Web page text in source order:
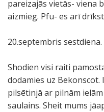
pareizajās vietās- viena
aizmieg. Pfu- es arī
20.septembris sestdiena.
Shodien visi raiti
dodamies uz
pilsētinjā ar pilnām
saulains. Sheit mums